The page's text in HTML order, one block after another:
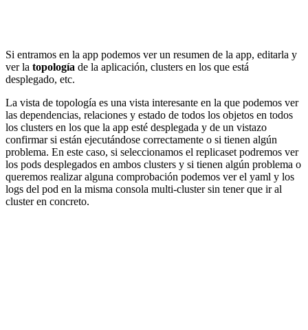
Si entramos en la app podemos ver un resumen de la app, editarla y
ver la topología de la aplicación, clusters en los que está
desplegado, etc.
La vista de topología es una vista interesante en la que podemos ver
las dependencias, relaciones y estado de todos los objetos en todos
los clusters en los que la app esté desplegada y de un vistazo
confirmar si están ejecutándose correctamente o si tienen algún
problema. En este caso, si seleccionamos el replicaset podremos ver
los pods desplegados en ambos clusters y si tienen algún problema o
queremos realizar alguna comprobación podemos ver el yaml y los
logs del pod en la misma consola multi-cluster sin tener que ir al
cluster en concreto.